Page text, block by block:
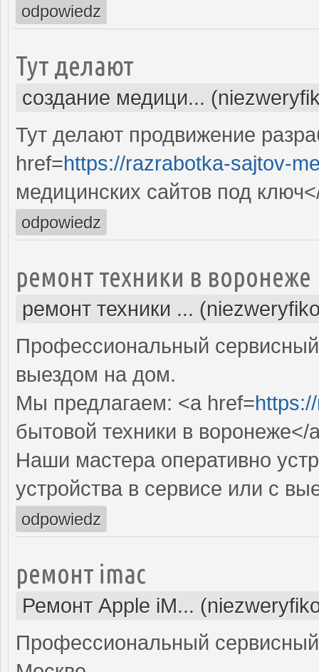
odpowiedz
Тут делают
создание медици...
Тут делают продвижение
href=https://razrabotka-sajtov-
медицинских сайтов под
odpowiedz
ремонт техники в воронеже
ремонт техники ...
Профессиональный
выездом на дом.
Мы предлагаем: <a href=
бытовой техники в воронеже</
Наши мастера оперативно
устройства в сервисе или с
odpowiedz
ремонт imac
Ремонт Apple iM...
Профессиональный